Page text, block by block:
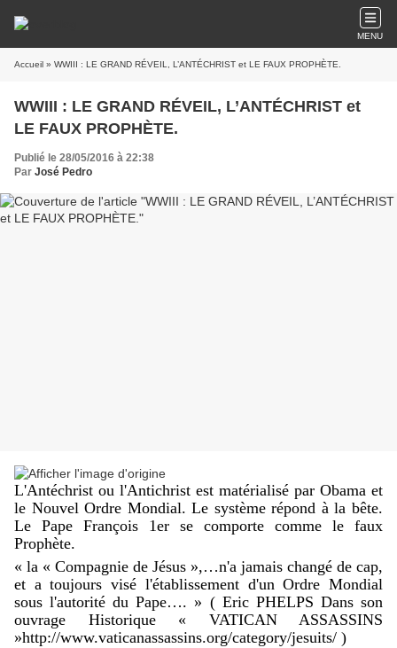
MENU
Accueil » WWIII : LE GRAND RÉVEIL, L’ANTÉCHRIST et LE FAUX PROPHÈTE.
WWIII : LE GRAND RÉVEIL, L’ANTÉCHRIST et
LE FAUX PROPHÈTE.
Publié le 28/05/2016 à 22:38
Par José Pedro
L'Antéchrist ou l'Antichrist est matérialisé par Obama et
le Nouvel Ordre Mondial. Le système répond à la bête.
Le Pape François 1er se comporte comme le faux
Prophète.
« la « Compagnie de Jésus »,…n'a jamais changé de cap,
et a toujours visé l'établissement d'un Ordre Mondial
sous l'autorité du Pape…. » ( Eric PHELPS Dans son
ouvrage Historique « VATICAN ASSASSINS
»http://www.vaticanassassins.org/category/jesuits/ )